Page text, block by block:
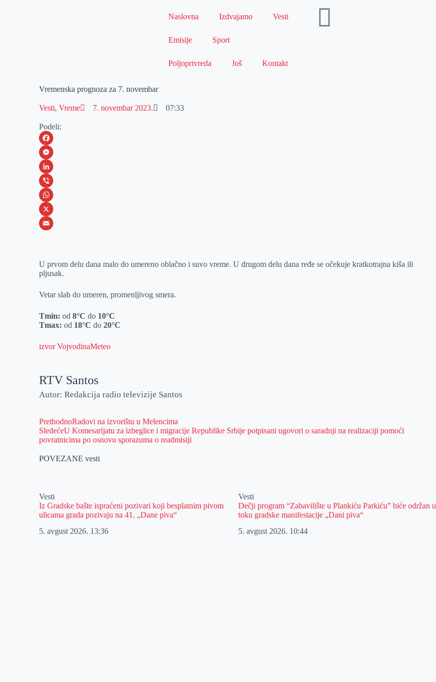
Naslovna Izdvajamo Vesti
Emisije Sport
Poljoprivreda Još Kontakt
Vremenska prognoza za 7. novembar
Vesti,Vreme 7. novembar 2023. 07:33
Podeli:
F
a
c
e
b
o
M
e
s
s
e
e
r
L
i
n
k
I
n
V
i
b
W
h
s
A
p
X
a
i
l
U prvom delu dana malo do umereno oblačno i suvo vreme. U drugom delu dana ređe se očekuje kratkotrajna kiša ili
pljusak.
Vetar slab do umeren, promenljivog smera.
Tmin: od 8°C do 10°C
Tmax:od 18°C do20°C
izvor VojvodinaMeteo
RTV Santos
Autor: Redakcija radio televizije Santos
PrethodnoRadovi na izvorištu u Melencima
SledećeU Komesarijatu za izbeglice i migracije Republike Srbije potpisani ugovori o saradnji na realizaciji pomoći
povratnicima po osnovu sporazuma o readmisiji
POVEZANE vesti
Vesti
Iz Gradske bašte ispraćeni pozivari koji besplatnim pivom
ulicama grada pozivaju na 41. „Dane piva“
5. avgust 2026. 13:36
Vesti
Dečji program “Zabavilište u Plankiću Parkiću” biće održan u
toku gradske manifestacije „Dani piva“
5. avgust 2026. 10:44